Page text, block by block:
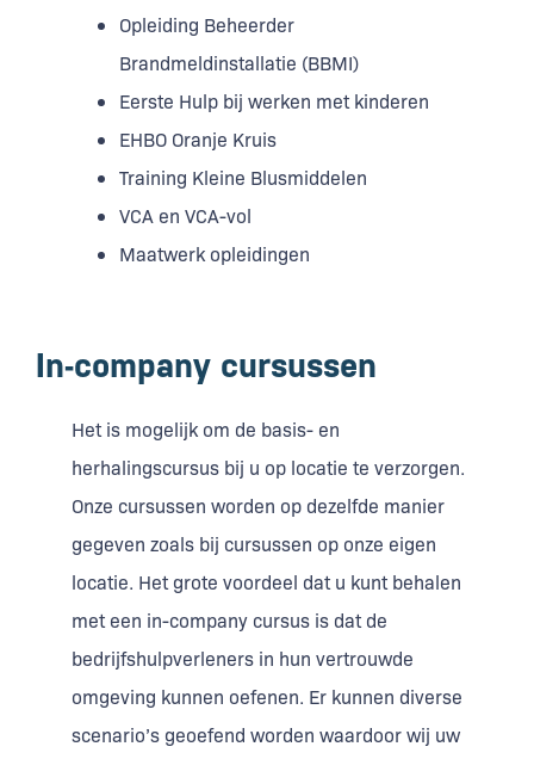
Opleiding Beheerder
Brandmeldinstallatie (BBMI)
Eerste Hulp bij werken met kinderen
EHBO Oranje Kruis
Training Kleine Blusmiddelen
VCA en VCA-vol
Maatwerk opleidingen
In-company cursussen
Het is mogelijk om de basis- en
herhalingscursus bij u op locatie te verzorgen.
Onze cursussen worden op dezelfde manier
gegeven zoals bij cursussen op onze eigen
locatie. Het grote voordeel dat u kunt behalen
met een in-company cursus is dat de
bedrijfshulpverleners in hun vertrouwde
omgeving kunnen oefenen. Er kunnen diverse
scenario’s geoefend worden waardoor wij uw